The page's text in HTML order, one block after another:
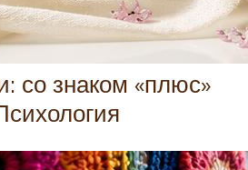
со знаком «плюс»